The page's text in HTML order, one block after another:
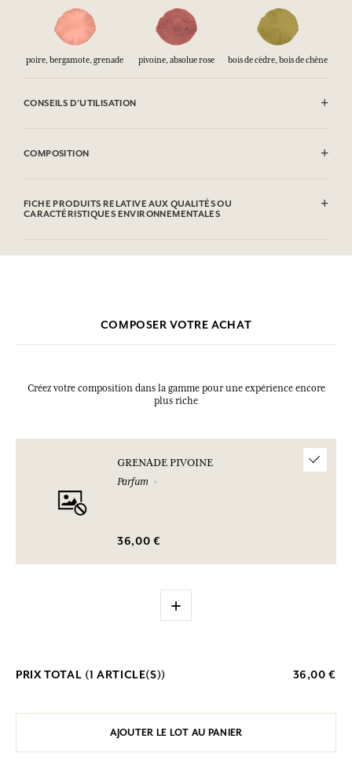
poire, bergamote, grenade pivoine, absolue rose bois de cèdre, bois de chêne
CONSEILS D'UTILISATION
COMPOSITION
Citronellol, Limonene, Geraniol.
Cette liste peut faire l'objet de modifications, veuillez consulter
FICHE PRODUITS RELATIVE AUX QUALITÉS OU
CARACTÉRISTIQUES ENVIRONNEMENTALES
Veuillez consulter les qualités ou caractéristiques environnementales
COMPOSER VOTRE ACHAT
Créez votre composition dans la gamme pour une expérience encore
plus riche
GRENADE PIVOINE
Parfum
36,00 €
+
PRIX TOTAL (1 ARTICLE(S)) 36,00 €
AJOUTER LE LOT AU PANIER